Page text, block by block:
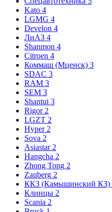
Kato 4
LGMG 4
Develon 4
ЛиАЗ 4
Shanmon 4
Citroen 4
Коммаш (Мценск) 3
SDAC 3
RAM 3
SEM 3
Shantui 3
Rigor 2
LGZT 2
Hyper 2
Sova 2
Asiastar 2
Hangcha 2
Zhong Tong 2
Zauberg 2
ККЗ (Камышинский КЗ)
Клинцы 2
Scania 2